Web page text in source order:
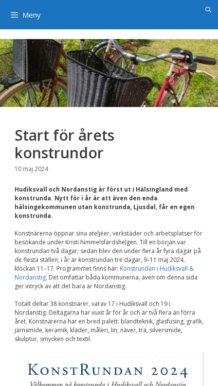
Meny
Start för årets
konstrundor
10 maj 2024
Hudiksvall och Nordanstig är först ut i Hälsingland med
konstrunda. Nytt för i år är att även den enda
hälsingekommunen utan konstrunda, Ljusdal, får en egen
konstrunda.
Konstnärerna öppnar sina ateljéer, verkstäder och arbetsplatser för
besökande under Kristi himmelsfärdshelgen. Till en början var
konstrundan två dagar; sedan blev den under flera år fyra dagar på
de flesta ställen; i år är konstrundan tre dagar, 9–11 maj 2024,
klockan 11–17. Programmet finns här: Konstrundan i Hudiksvall &
Nordanstig. Det omfattar båda kommunerna, även om denna sida
ger intryck av att det bara är Nordanstig.
Totalt deltar 38 konstnärer, varav 17 i Hudiksvall och 19 i
Nordanstig. Deltagarna har vuxit år för år och är två flera än förra
året. Konstnärerna har en bred palett: blandteknik, glasfusing, grafik,
järnsmide, keramik, kläder, måleri, lin, näver, trä, silversmide,
skulptur, smycken och textil.
×
Dessa kakor går
inte att välja
bort. De behövs
för att
hemsidan över
huvud taget
ska fungera.
Statistik
För att vi ska
kunna
funktionalitet
och
uppbyggnad,
baserat på